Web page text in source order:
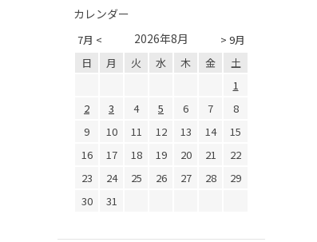
カレンダー
7月 < > 9月
2026年8月
日 月 火 水 木 金
土
1
2
3 4 5 6 7
8
9
10 11 12 13 14
15
16
17 18 19 20 21
22
23
24 25 26 27 28
29
30
31